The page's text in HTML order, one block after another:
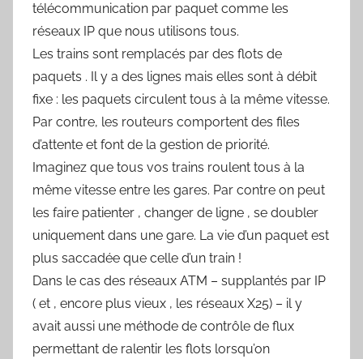
télécommunication par paquet comme les
réseaux IP que nous utilisons tous.
Les trains sont remplacés par des flots de
paquets . Il y a des lignes mais elles sont à débit
fixe : les paquets circulent tous à la même vitesse.
Par contre, les routeurs comportent des files
d’attente et font de la gestion de priorité.
Imaginez que tous vos trains roulent tous à la
même vitesse entre les gares. Par contre on peut
les faire patienter , changer de ligne , se doubler
uniquement dans une gare. La vie d’un paquet est
plus saccadée que celle d’un train !
Dans le cas des réseaux ATM – supplantés par IP
( et , encore plus vieux , les réseaux X25) – il y
avait aussi une méthode de contrôle de flux
permettant de ralentir les flots lorsqu’on